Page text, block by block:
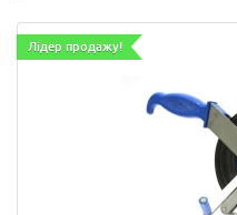
Лідер продажу!